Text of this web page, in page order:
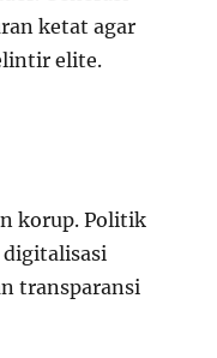
ketat agar
elite.
korup. Politik
digitalisasi
transparansi